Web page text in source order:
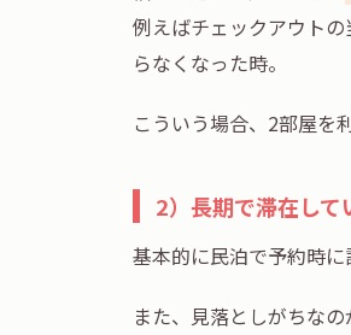
例えばチェックアウト
らなくなった時。
こういう場合、2部屋を
2）長期で滞在し
基本的に民泊で予約時
また、見落としがちなの